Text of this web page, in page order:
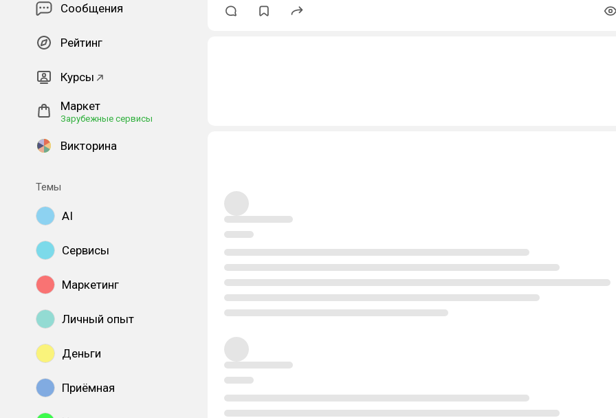
Сообщения
Рейтинг
Курсы
Маркет
Зарубежные сервисы
Викторина
Темы
AI
Сервисы
Маркетинг
Личный опыт
Деньги
Приёмная